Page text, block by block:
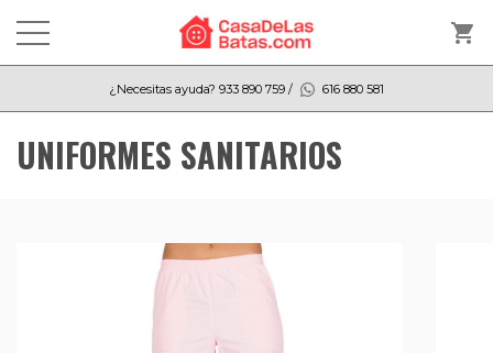
shopping_cart
¿Necesitas ayuda? 933 890 759 / 616 880 581
UNIFORMES SANITARIOS